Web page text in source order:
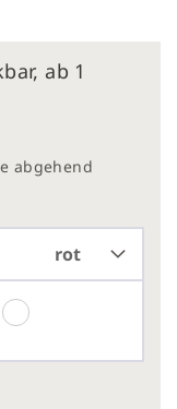
ab 1
abgehend
rot